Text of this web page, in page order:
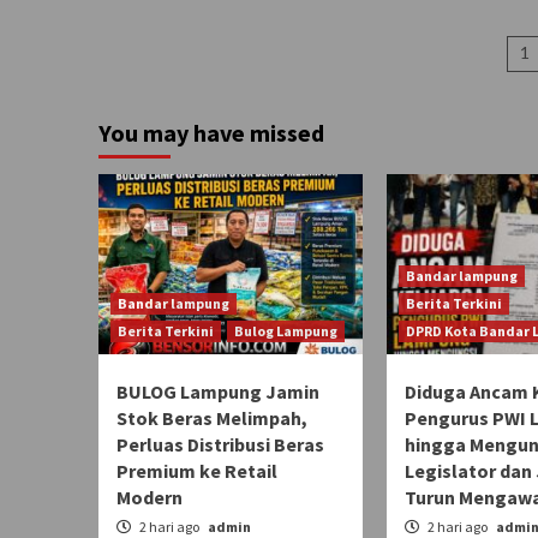
1
You may have missed
Bandar lampung
Berita Terkini
Bulog Lampung
BULOG Lampung Jamin
Stok Beras Melimpah,
Perluas Distribusi Beras
Premium ke Retail
Modern
2 hari ago admin
Bandar lampung
Berita Terkini
DPRD Kota Bandar
Diduga Ancam
Pengurus PWI
hingga
Legislator dan
Turun
2 hari ago admin